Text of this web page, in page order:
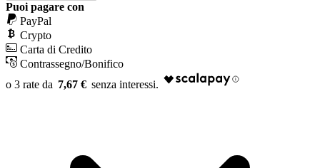
Puoi pagare con
PayPal
Crypto
Carta di Credito
Contrassegno/Bonifico
7,67 €